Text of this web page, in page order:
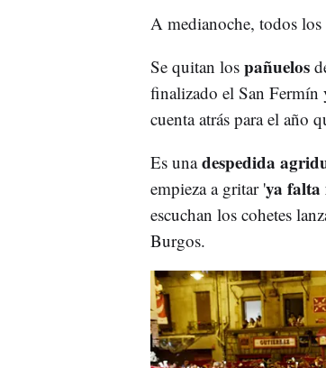
A medianoche, todos los
Se quitan los pañuelos
finalizado el San Fermín
cuenta atrás para el año
Es unadespedida
empieza a gritar 'ya falta
escuchan los cohetes
Burgos.